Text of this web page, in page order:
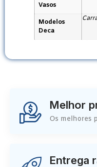
Vasos
Modelos
Deca
Melhor
Os melhores
Entrega